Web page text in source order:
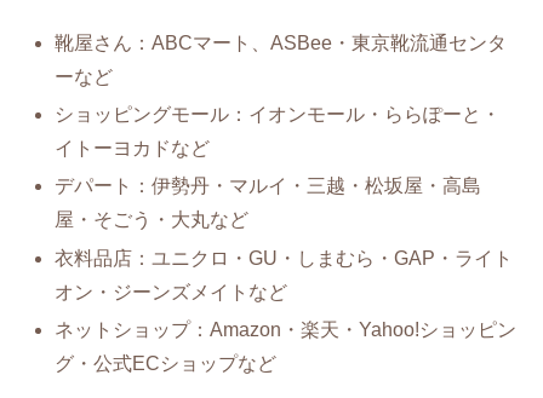
靴屋さん：ABCマート、ASBee・東京靴流通センタ
ーなど
ショッピングモール：イオンモール・ららぽーと・
イトーヨカドなど
デパート：伊勢丹・マルイ・三越・松坂屋・高島
屋・そごう・大丸など
衣料品店：ユニクロ・GU・しまむら・GAP・ライト
オン・ジーンズメイトなど
ネットショップ：Amazon・楽天・Yahoo!ショッピン
グ・公式ECショップなど